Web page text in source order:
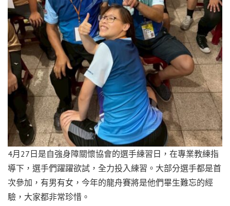
4月27日是自強身障關懷協會的選手練習日，在專業教練指
導下，選手們躍躍欲試，全力投入練習。大部分選手都是首
次參加，有男有女，今年的龍舟賽將是他們畢生難忘的經
驗，大家都非常珍惜。